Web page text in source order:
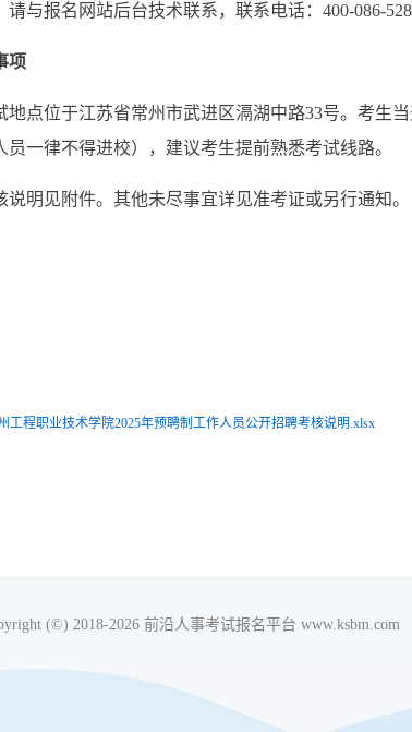
与报名网站后台技术联系，联系电话：400-086-
项
地点位于江苏省常州市武进区滆湖中路33号。考生
员一律不得进校），建议考生提前熟悉考试线路。
说明见附件。其他未尽事宜详见准考证或另行通知
工程职业技术学院2025年预聘制工作人员公开招聘考核说明.xlsx
(©) 2018-2026 前沿人事考试报名平台